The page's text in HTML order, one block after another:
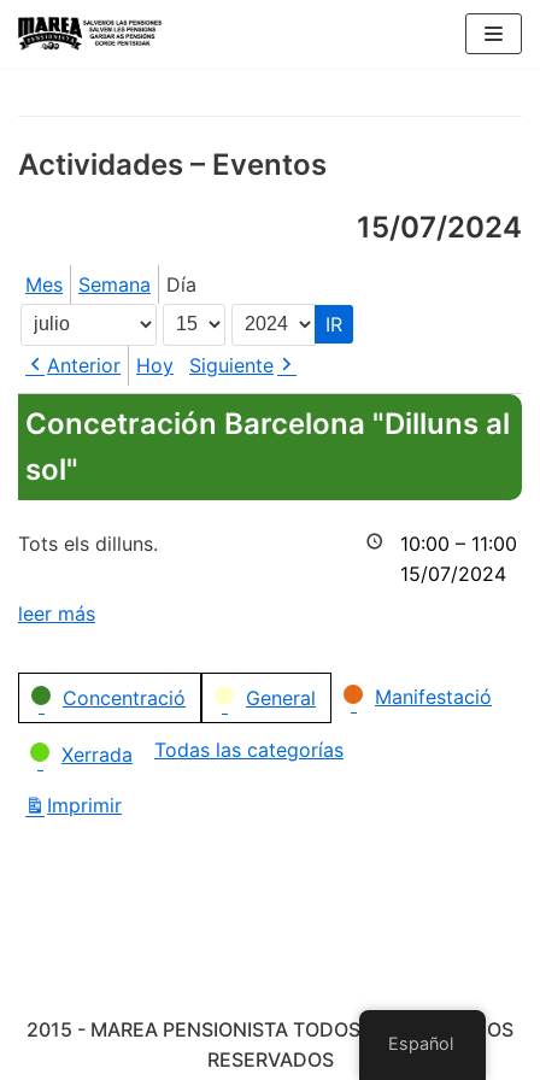
Saltar
Actividades – Eventos
15/07/2024
Mes Semana Día
Mes
Día
Año
Anterior
Hoy Siguiente
Concetración Barcelona "Dilluns al
sol"
10:00 – 11:00
15/07/2024
Tots els dilluns.
leer más
Categorías
Concentració General Manifestació
Xerrada Todas las categorías
Imprimir
2015 - MAREA PENSIONISTA TODOS LOS DERECHOS
RESERVADOS
Español